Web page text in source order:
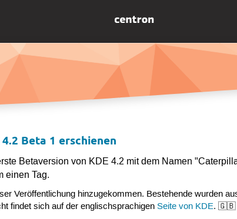
Beta 1 erschienen
Betaversion von KDE 4.2 mit dem Namen
einen Tag.
Veröffentlichung hinzugekommen. Bestehende wurden
findet sich auf der englischsprachigenSeite von KDE. 🇬🇧